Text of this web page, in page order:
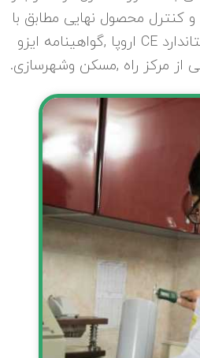
و کنترل محصول نهایی مطابق با
استاندارد ملی ایران ,استاندارد CE اروپا ,گواهینامه ایزو